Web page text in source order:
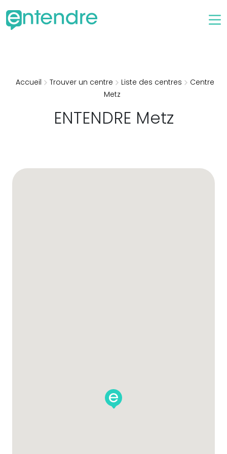
Accueil Trouver un centre Liste des centres
Centre
Metz
ENTENDRE Metz